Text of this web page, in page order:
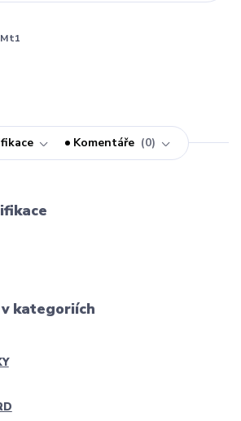
Komentáře 0
kategoriích